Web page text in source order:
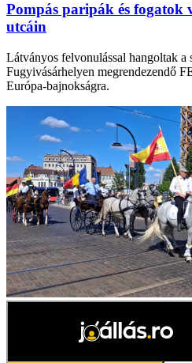
Pompás paripák és
utcáin
Látványos felvonulással hangoltak a
Fugyivásárhelyen megrendezendő
Európa-bajnokságra.